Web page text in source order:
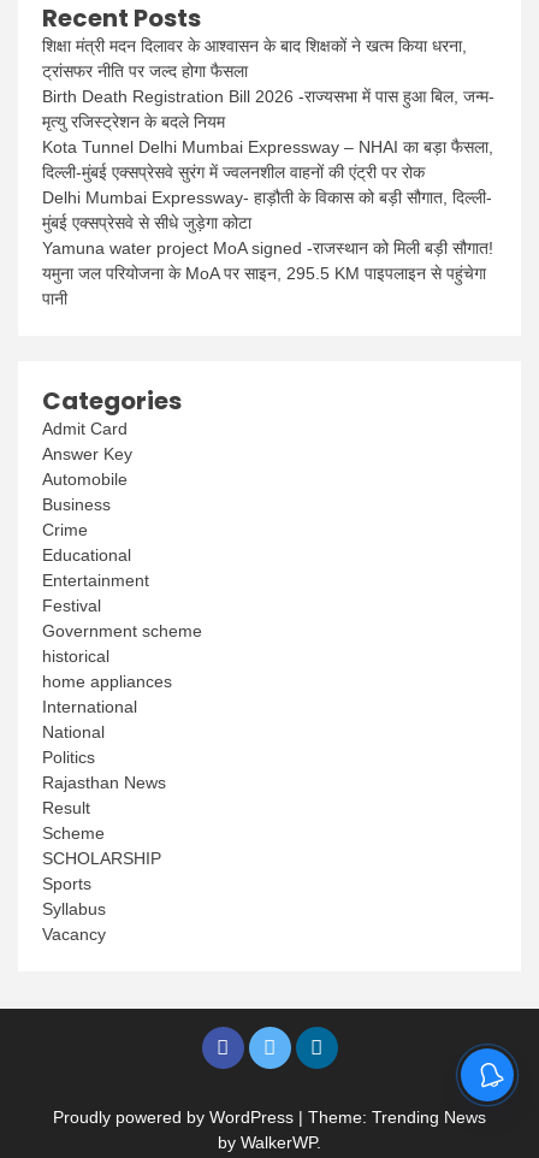
Recent Posts
शिक्षा मंत्री मदन दिलावर के आश्वासन के बाद शिक्षकों ने खत्म किया धरना,
ट्रांसफर नीति पर जल्द होगा फैसला
Birth Death Registration Bill 2026 -राज्यसभा में पास हुआ बिल, जन्म-
मृत्यु रजिस्ट्रेशन के बदले नियम
Kota Tunnel Delhi Mumbai Expressway – NHAI का बड़ा फैसला,
दिल्ली-मुंबई एक्सप्रेसवे सुरंग में ज्वलनशील वाहनों की एंट्री पर रोक
Delhi Mumbai Expressway- हाड़ौती के विकास को बड़ी सौगात, दिल्ली-
मुंबई एक्सप्रेसवे से सीधे जुड़ेगा कोटा
Yamuna water project MoA signed -राजस्थान को मिली बड़ी सौगात!
यमुना जल परियोजना के MoA पर साइन, 295.5 KM पाइपलाइन से पहुंचेगा
पानी
Categories
Admit Card
Answer Key
Automobile
Business
Crime
Educational
Entertainment
Festival
Government scheme
historical
home appliances
International
National
Politics
Rajasthan News
Result
Scheme
SCHOLARSHIP
Sports
Syllabus
Vacancy
Proudly powered by WordPress | Theme: Trending News
by WalkerWP.